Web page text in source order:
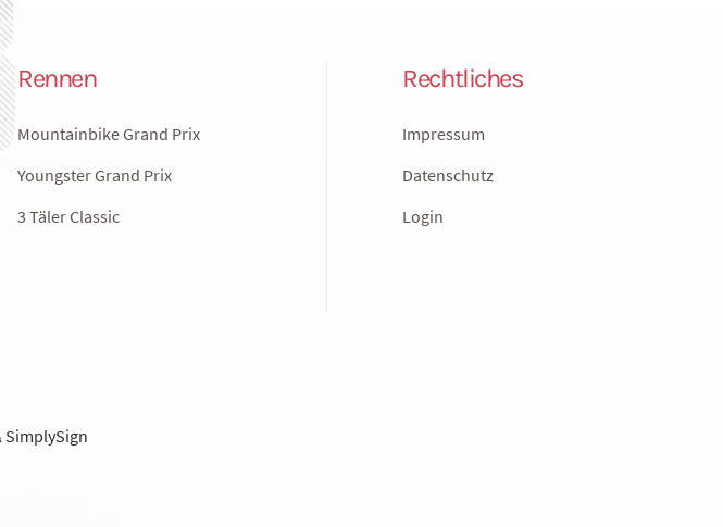
Rennen
Mountainbike Grand Prix
Youngster Grand Prix
3 Täler Classic
Rechtliches
Impressum
Datenschutz
Login
SimplySign